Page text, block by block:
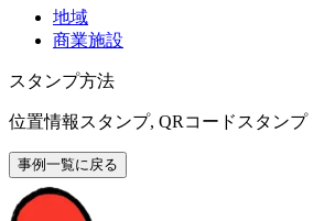
地域
商業施設
スタンプ方法
位置情報スタンプ, QRコードスタンプ
事例一覧に戻る